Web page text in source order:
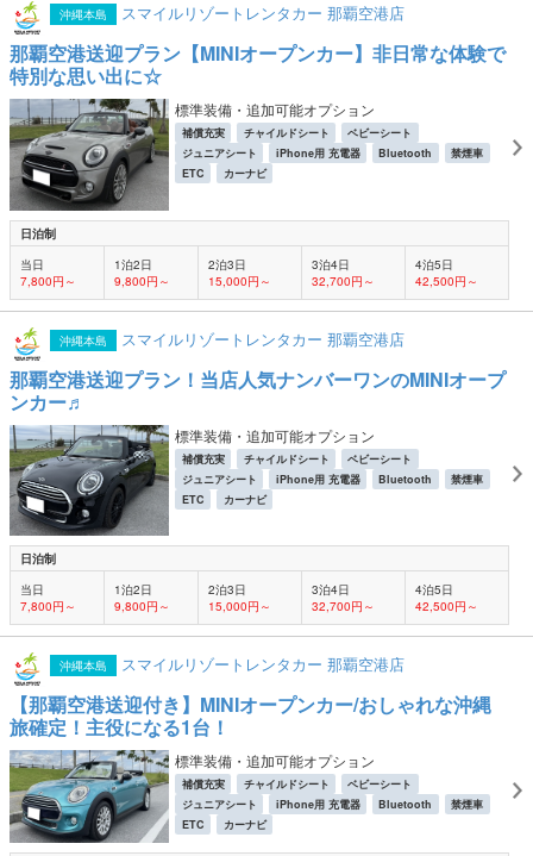
沖縄本島 スマイルリゾートレンタカー 那覇空港店
那覇空港送迎プラン【MINIオープンカー】非日常な体験で
特別な思い出に☆
標準装備・追加可能オプション
補償充実 チャイルドシート
ベビーシート
ジュニアシート
iPhone用 充電器 Bluetooth
禁煙車
ETC
カーナビ
日泊制
当日
7,800円～
1泊2日
9,800円～
2泊3日
15,000円～
3泊4日
32,700円～
4泊5日
42,500円～
沖縄本島 スマイルリゾートレンタカー 那覇空港店
那覇空港送迎プラン！当店人気ナンバーワンのMINIオープ
ンカー♬
標準装備・追加可能オプション
補償充実 チャイルドシート
ベビーシート
ジュニアシート
iPhone用 充電器 Bluetooth
禁煙車
ETC
カーナビ
日泊制
当日
7,800円～
1泊2日
9,800円～
2泊3日
15,000円～
3泊4日
32,700円～
4泊5日
42,500円～
沖縄本島 スマイルリゾートレンタカー 那覇空港店
【那覇空港送迎付き】MINIオープンカー/おしゃれな沖縄
旅確定！主役になる1台！
標準装備・追加可能オプション
補償充実 チャイルドシート
ベビーシート
ジュニアシート
iPhone用 充電器 Bluetooth
禁煙車
ETC
カーナビ